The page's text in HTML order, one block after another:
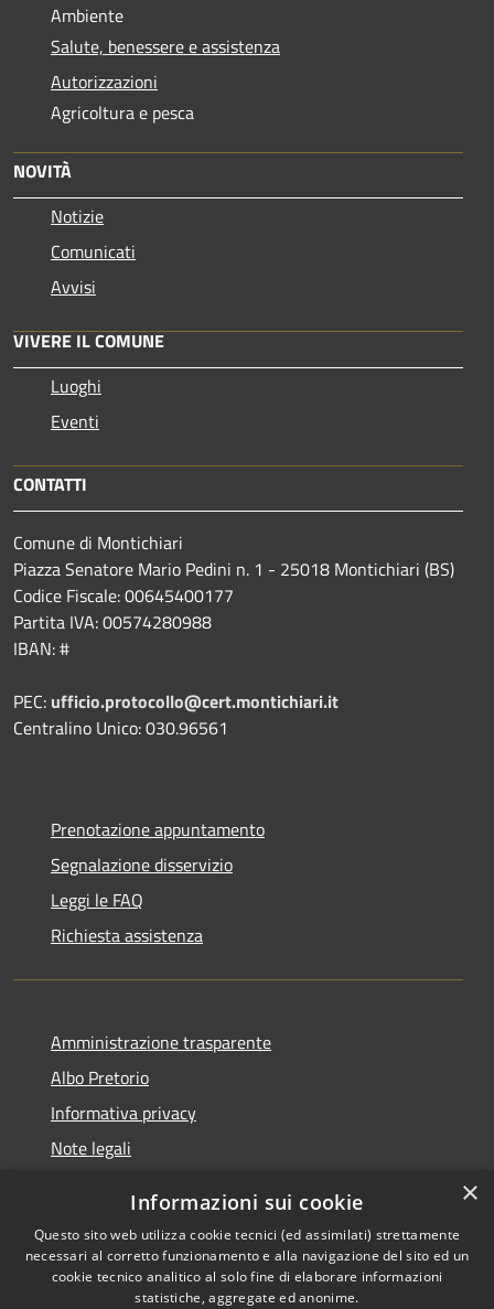
Ambiente
Salute, benessere e assistenza
Autorizzazioni
Agricoltura e pesca
NOVITÀ
Notizie
Comunicati
Avvisi
VIVERE IL COMUNE
Luoghi
Eventi
CONTATTI
Comune di Montichiari
Piazza Senatore Mario Pedini n. 1 - 25018 Montichiari (BS)
Codice Fiscale: 00645400177
Partita IVA: 00574280988
IBAN: #
PEC: ufficio.protocollo@cert.montichiari.it
Centralino Unico: 030.96561
Prenotazione appuntamento
Segnalazione disservizio
Leggi le FAQ
Richiesta assistenza
Amministrazione trasparente
Albo Pretorio
Informativa privacy
Note legali
Whisteblowing
×
Informazioni sui cookie
Questo sito web utilizza cookie tecnici (ed assimilati) strettamente
necessari al corretto funzionamento e alla navigazione del sito ed un
cookie tecnico analitico al solo fine di elaborare informazioni
statistiche, aggregate ed anonime.